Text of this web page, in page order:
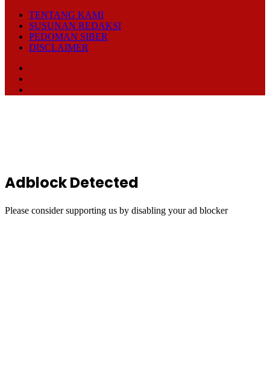
TENTANG KAMI
SUSUNAN REDAKSI
PEDOMAN SIBER
DISCLAIMER
Adblock Detected
Please consider supporting us by disabling your ad blocker